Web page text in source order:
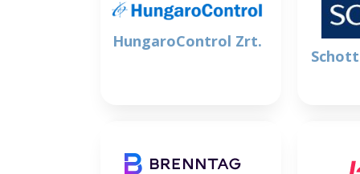
HungaroControl Zrt.